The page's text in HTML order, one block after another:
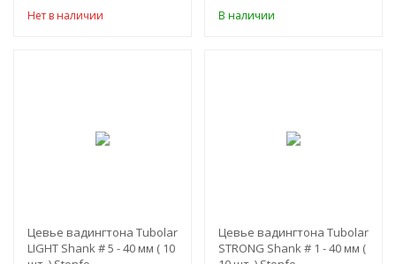
Нет в наличии В наличии
Цевье вадингтона Tubolar
LIGHT Shank # 5 - 40 мм ( 10
Цевье вадингтона Tubolar
STRONG Shank # 1 - 40 мм (